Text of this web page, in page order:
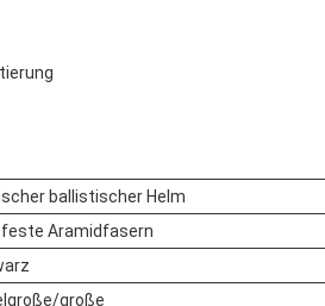
ballistischer Helm
Aramidfasern
große